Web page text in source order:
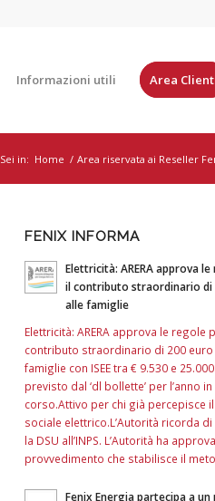
Informazioni utili Area
Sei in: Home / Area riservata ai Reseller
FENIX INFORMA
Elettricità: ARERA approva
il contributo straordinario di
alle famiglie
Elettricità: ARERA approva le regole
contributo straordinario di 200 euro
famiglie con ISEE tra € 9.530 e
previsto dal ‘dl bollette’ per l’anno in
corso.Attivo per chi già percepisce
sociale elettrico.L’Autorità ricorda
la DSU all’INPS. L’Autorità ha
provvedimento che stabilisce il
Fenix Energia partecipa a